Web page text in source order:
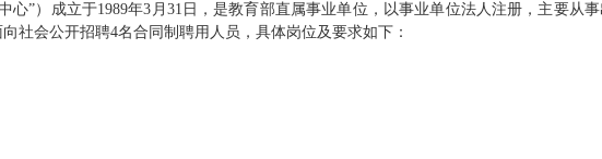
心”）成立于1989年3月31日，是教育部直属事业单位，以事业单位法人注册，主要从
社会公开招聘4名合同制聘用人员，具体岗位及要求如下：